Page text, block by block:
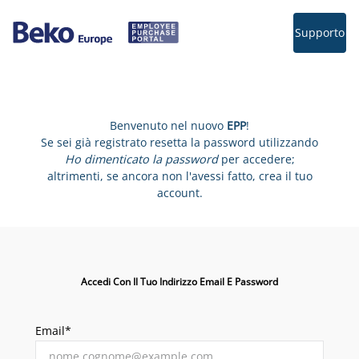
Supporto
Benvenuto nel nuovo EPP!
Se sei già registrato resetta la password utilizzando
Ho dimenticato la passwordper accedere;
altrimenti, se ancora non l'avessi fatto, crea il tuo
account.
Accedi Con Il Tuo Indirizzo Email E Password
Email*